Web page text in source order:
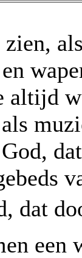
altijd
dat
een